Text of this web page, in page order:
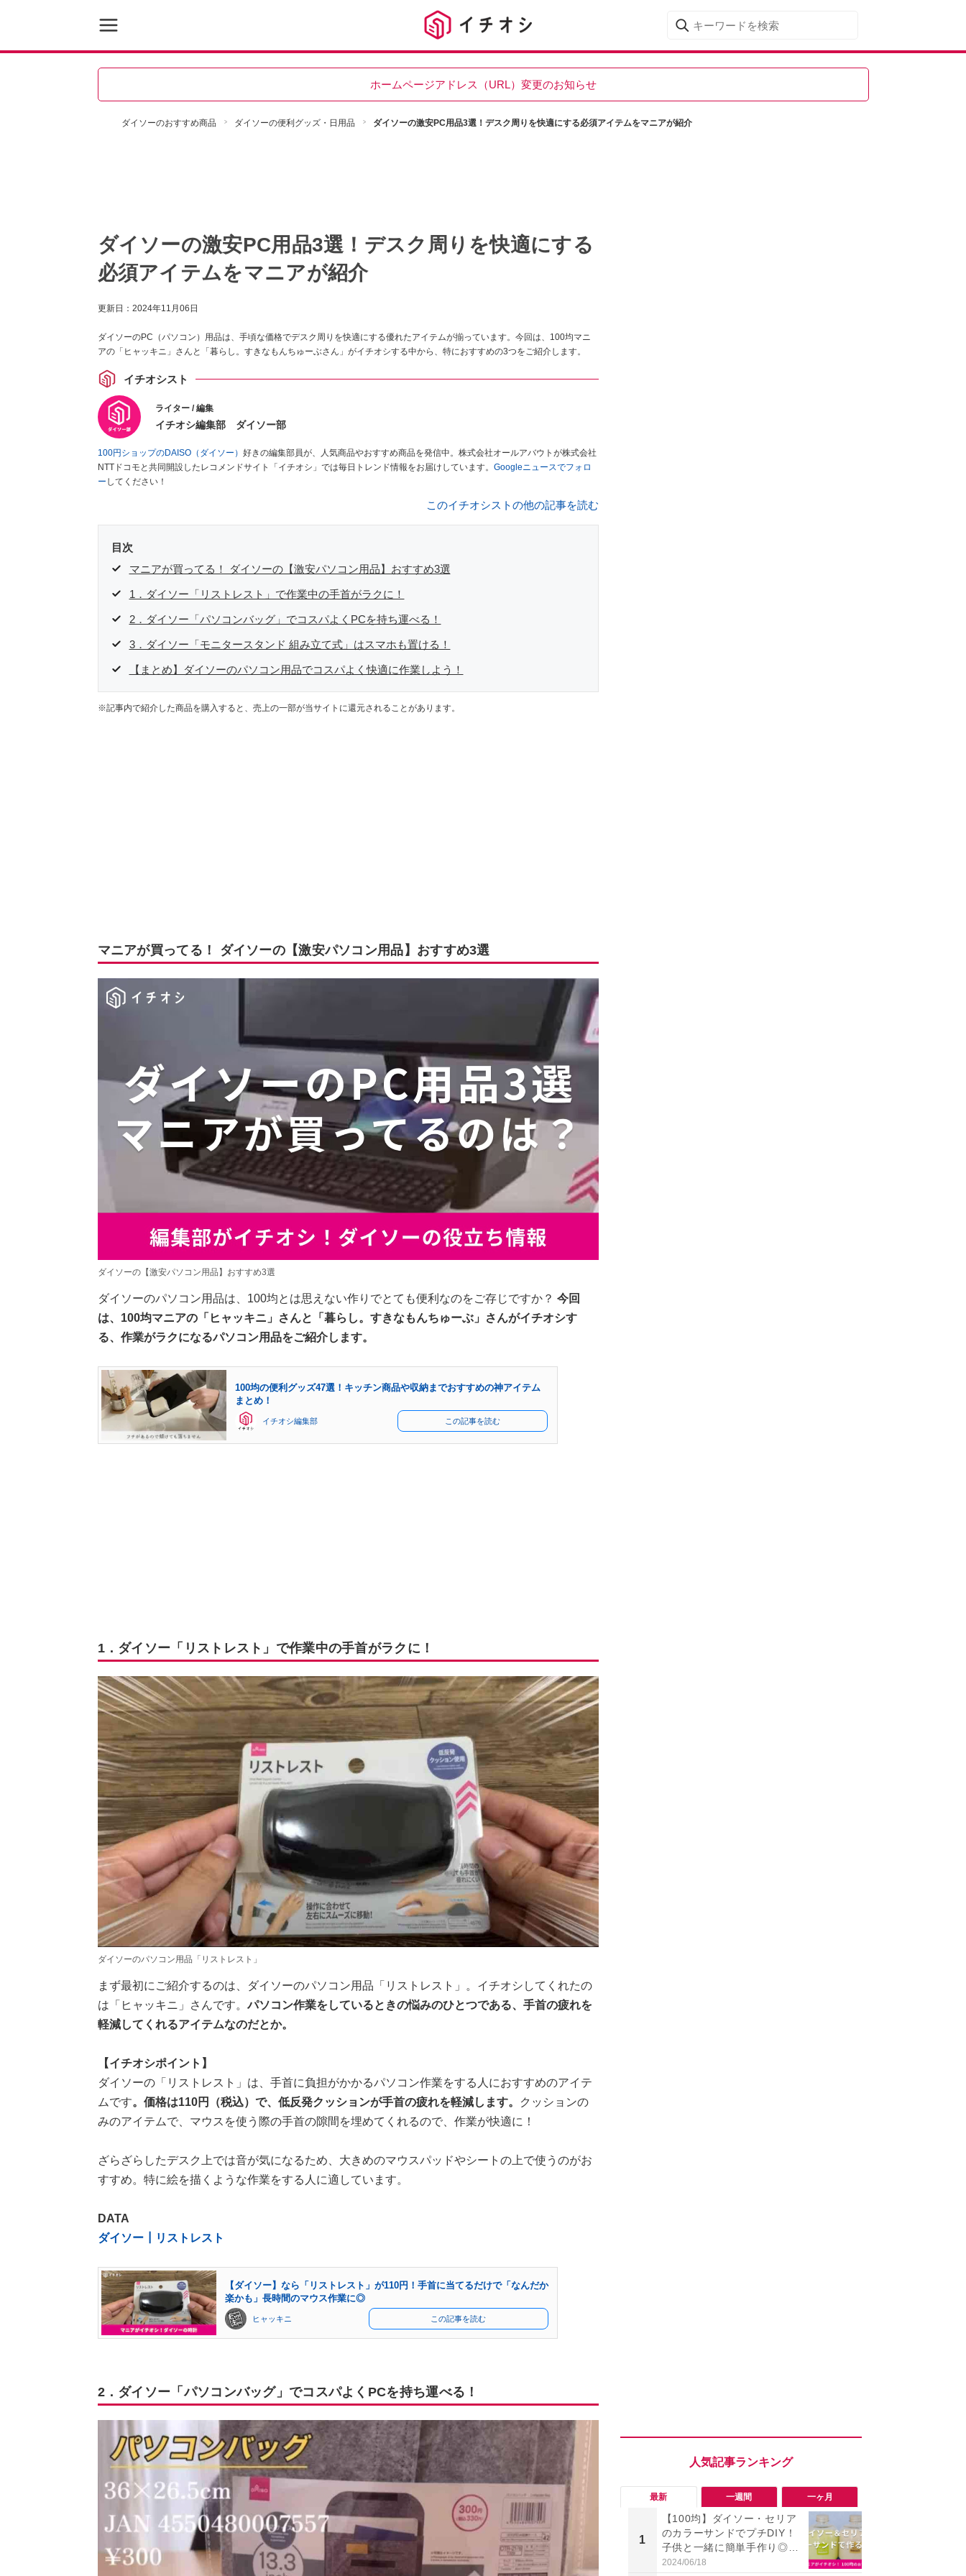
ホームページアドレス（URL）変更のお知らせ
ダイソーのおすすめ商品 ダイソーの便利グッズ・日用品 ダイソーの激安PC用品3選！デスク周りを快適にする必須アイテムをマニアが紹介
ダイソーの激安PC用品3選！デスク周りを快適にする
必須アイテムをマニアが紹介
更新日： 2024年11月06日
ダイソーのPC（パソコン）用品は、手頃な価格でデスク周りを快適にする優れたアイテムが揃っています。今回は、100均マニ
アの「ヒャッキニ」さんと「暮らし。すきなもんちゅーぶさん」がイチオシする中から、特におすすめの3つをご紹介します。
イチオシスト
ライター / 編集
イチオシ編集部 ダイソー部
100円ショップのDAISO（ダイソー） 好きの編集部員が、人気商品やおすすめ商品を発信中。株式会社オールアバウトが株式会社
NTTドコモと共同開設したレコメンドサイト「イチオシ」では毎日トレンド情報をお届けしています。 Googleニュースでフォロ
ー してください！
このイチオシストの他の記事を読む
目次
マニアが買ってる！ ダイソーの【激安パソコン用品】おすすめ3選
1．ダイソー「リストレスト」で作業中の手首がラクに！
2．ダイソー「パソコンバッグ」でコスパよくPCを持ち運べる！
3．ダイソー「モニタースタンド 組み立て式」はスマホも置ける！
【まとめ】ダイソーのパソコン用品でコスパよく快適に作業しよう！
※記事内で紹介した商品を購入すると、売上の一部が当サイトに還元されることがあります。
マニアが買ってる！ ダイソーの【激安パソコン用品】おすすめ3選
ダイソーの【激安パソコン用品】おすすめ3選
ダイソーのパソコン用品は、100均とは思えない作りでとても便利なのをご存じですか？ 今回
は、 100均マニアの「ヒャッキニ」さんと「暮らし。すきなもんちゅーぶ」さんがイチオシす
る、作業がラクになるパソコン用品をご紹介します。
100均の便利グッズ47選！キッチン商品や収納までおすすめの神アイテム
まとめ！
イチオシ編集部 この記事を読む
1．ダイソー「リストレスト」で作業中の手首がラクに！
ダイソーのパソコン用品「リストレスト」
まず最初にご紹介するのは、ダイソーのパソコン用品「リストレスト」。イチオシしてくれたの
は「ヒャッキニ」さんです。パソコン作業をしているときの悩みのひとつである、手首の疲れを
軽減してくれるアイテムなのだとか。
【イチオシポイント】
ダイソーの「リストレスト」は、手首に負担がかかるパソコン作業をする人におすすめのアイテ
ムです。価格は110円（税込）で、低反発クッションが手首の疲れを軽減します。
クッションの
みのアイテムで、マウスを使う際の手首の隙間を埋めてくれるので、作業が快適に！
ざらざらしたデスク上では音が気になるため、大きめのマウスパッドやシートの上で使うのがお
すすめ。特に絵を描くような作業をする人に適しています。
DATA
ダイソー┃リストレスト
【ダイソー】なら「リストレスト」が110円！手首に当てるだけで「なんだか
楽かも」長時間のマウス作業に◎
ヒャッキニ この記事を読む
2．ダイソー「パソコンバッグ」でコスパよくPCを持ち運べる！
最新 一週間 一ヶ月
1
【100均】ダイソー・セリア
のカラーサンドでプチDIY！
子供と一緒に簡単手作り◎20
25年商品情報
2024/06/18